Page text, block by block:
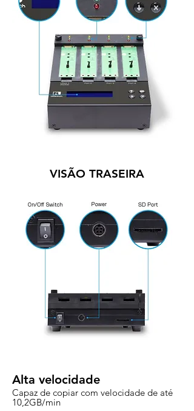
VISÃO TRASEIRA
Alta velocidade
Capaz de copiar com velocidade de até
10,2GB/min